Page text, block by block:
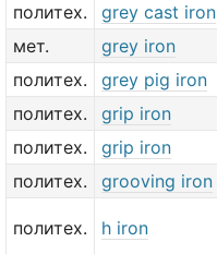
политех.
grey cast iron
мет.
grey iron
политех.
grey pig iron
политех.
grip iron
политех.
grip iron
политех.
grooving iron
политех. h iron